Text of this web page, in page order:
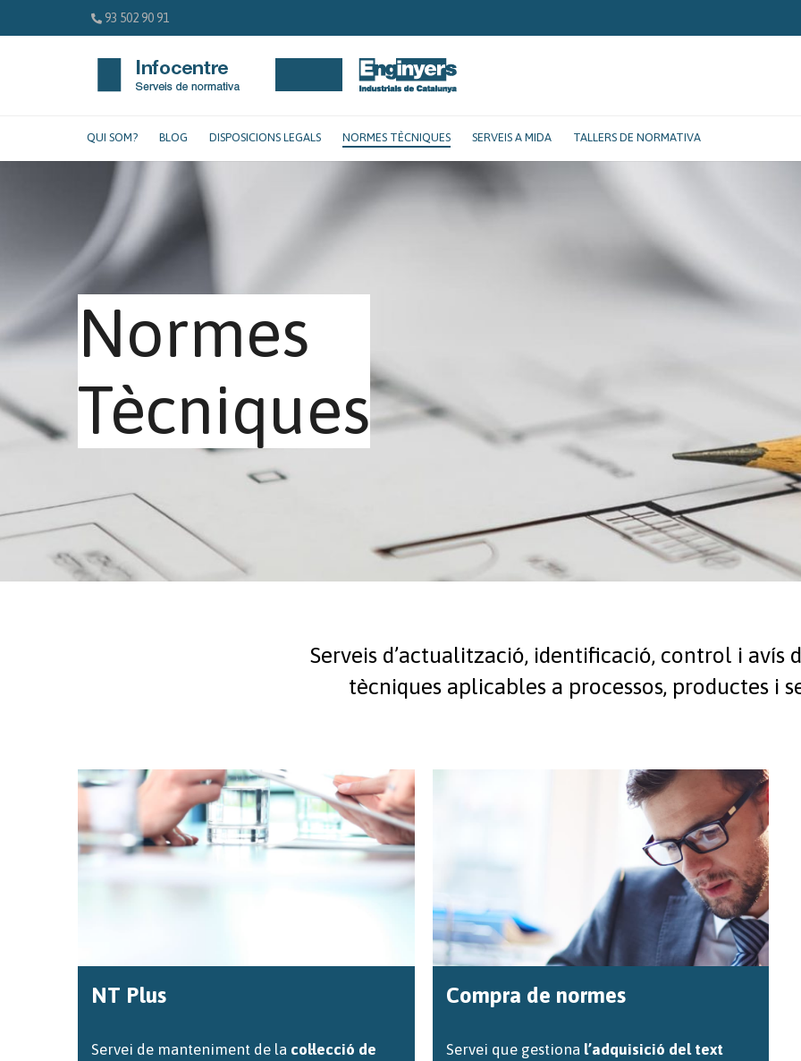
93 502 90 91
QUI SOM? BLOG DISPOSICIONS LEGALS NORMES TÈCNIQUES SERVEIS A MIDA TALLERS DE NORMATIVA
Normes
Tècniques
Serveis d’actualització, identificació, control i avís
tècniques aplicables a processos, productes i
NT Plus
Servei de manteniment de la col·lecció de
Compra de normes
Servei que gestiona l’adquisició del text